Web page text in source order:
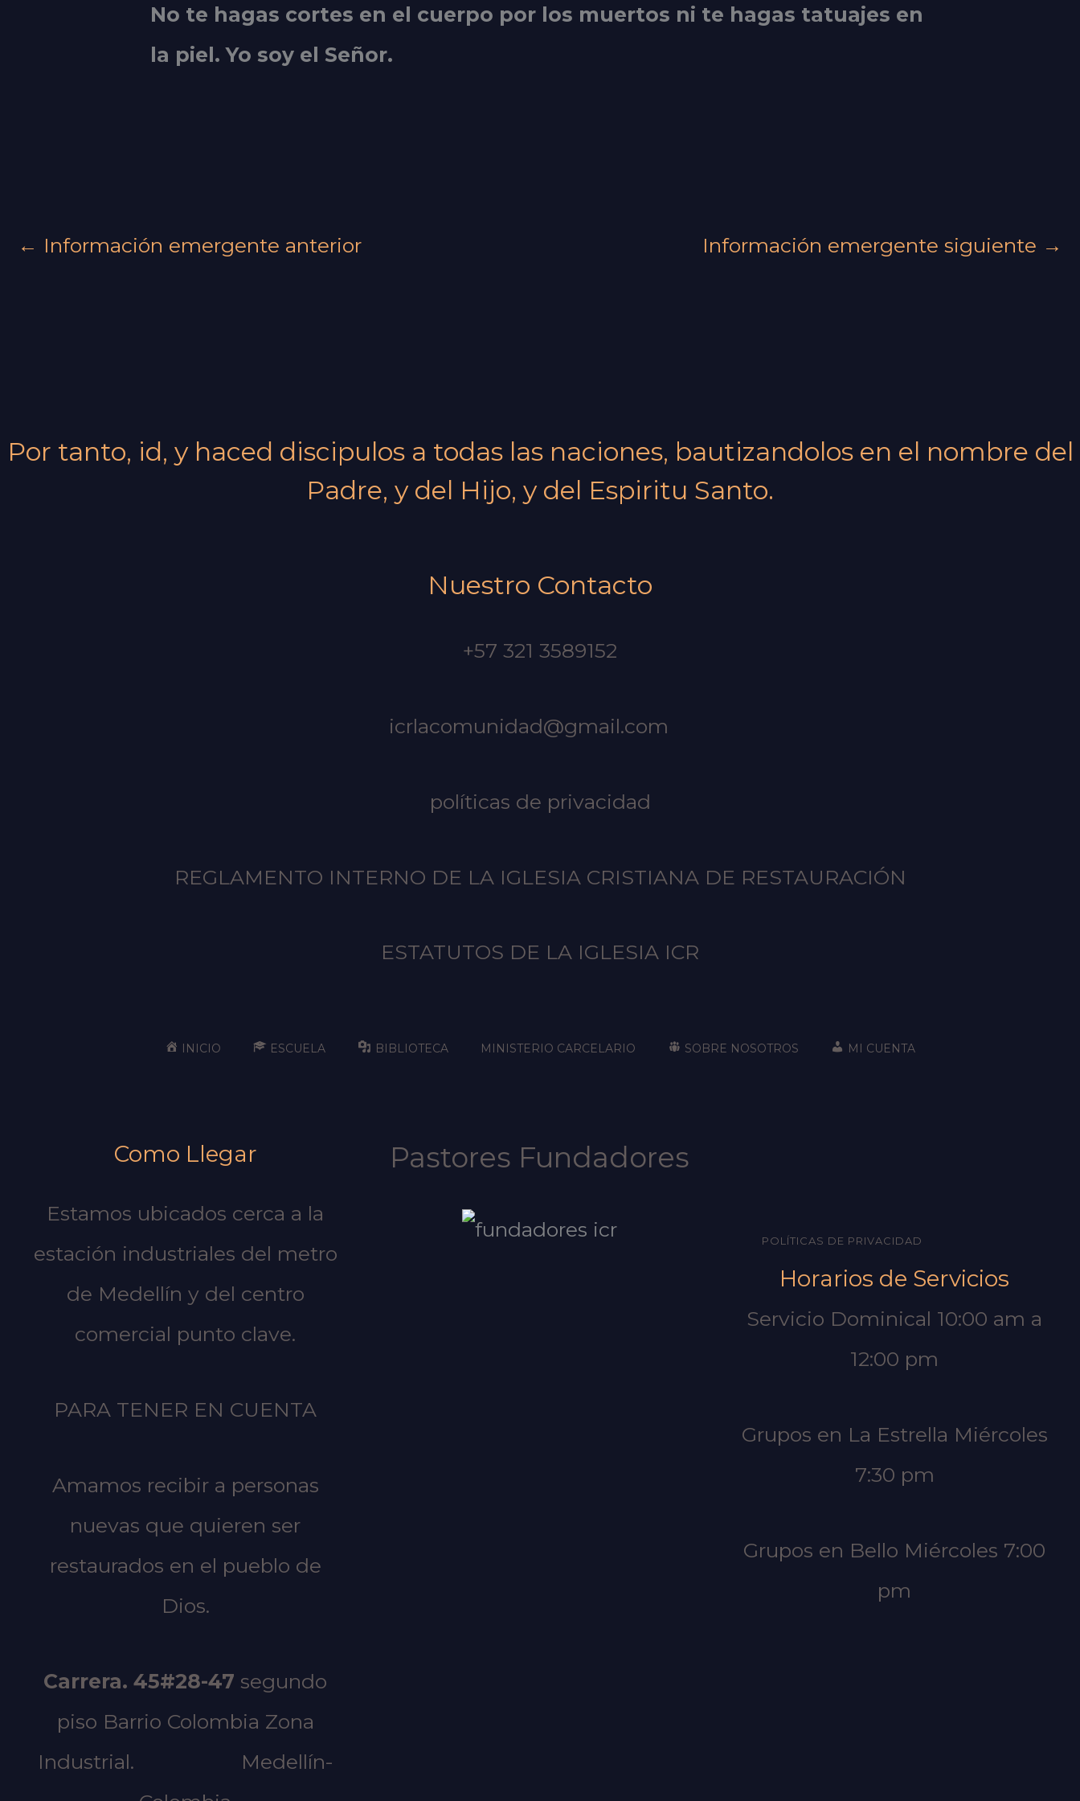
No te hagas cortes en el cuerpo por los muertos ni te hagas tatuajes en
la piel. Yo soy el Señor.
← Información emergente anterior Información emergente siguiente →
Por tanto, id, y haced discipulos a todas las naciones, bautizandolos en el nombre del
Padre, y del Hijo, y del Espiritu Santo.
Nuestro Contacto
+57 321 3589152
icrlacomunidad@gmail.com
políticas de privacidad
REGLAMENTO INTERNO DE LA IGLESIA CRISTIANA DE RESTAURACIÓN
ESTATUTOS DE LA IGLESIA ICR
INICIO ESCUELA BIBLIOTECA MINISTERIO CARCELARIO SOBRE NOSOTROS MI CUENTA
Como Llegar
Estamos ubicados cerca a la
estación industriales del metro
de Medellín y del centro
comercial punto clave.
PARA TENER EN CUENTA
Amamos recibir a personas
nuevas que quieren ser
restaurados en el pueblo de
Dios.
Carrera. 45#28-47 segundo
piso Barrio Colombia Zona
Industrial.
Medellín-
Pastores Fundadores
POLÍTICAS DE PRIVACIDAD
Horarios de Servicios
Servicio Dominical 10:00 am a
12:00 pm
Grupos en La Estrella Miércoles
7:30 pm
Grupos en Bello Miércoles 7:00
pm